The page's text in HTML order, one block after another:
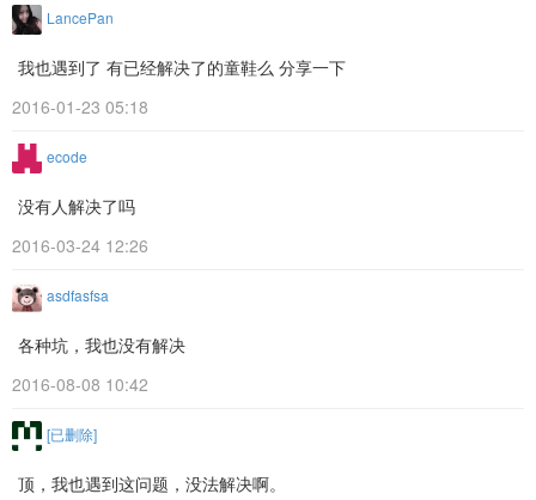
LancePan
我也遇到了 有已经解决了的童鞋么 分享一下
2016-01-23 05:18
ecode
没有人解决了吗
2016-03-24 12:26
asdfasfsa
各种坑，我也没有解决
2016-08-08 10:42
[已删除]
顶，我也遇到这问题，没法解决啊。